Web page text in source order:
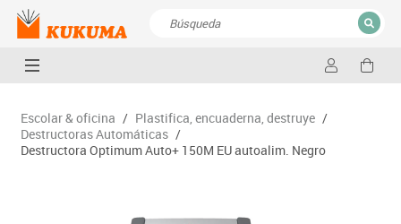
CERRAR
Escolar & oficina / Plastifica, encuaderna, destruye /
Destructoras Automáticas /
Destructora Optimum Auto+ 150M EU autoalim. Negro